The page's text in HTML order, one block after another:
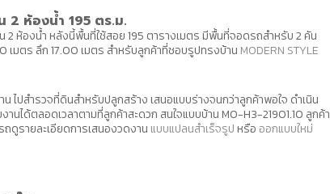
2 ห้องน้ำ 195 ตร.ม.
2 ห้องน้ำ หลังนี้พื้นที่ใช้สอย 195 ตารางเมตร มีพื้นที่จอดรถสำหรับ 2 คัน
เมตร ลึก 17.00 เมตร สำหรับลูกค้าที่ชอบรูปทรงบ้าน MODERN STYLE
ไปสำรวจที่ดินสำหรับปลูกสร้าง เสนอแบบร่างจนกว่าลูกค้าพอใจ ดำเนิน
ได้ตลอดเวลาตามที่ลูกค้าสะดวก สนใจแบบบ้าน MO-H3-21901.10 ลูกค้า
ดูรายละเอียดการเสนองวดงาน แบบแปลนสำเร็จรูปหรือ ออกแบบใหม่